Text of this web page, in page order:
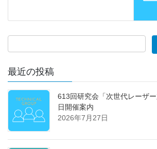
最近の投稿
613回研究会「次世代レーザ
日開催案内
2026年7月27日